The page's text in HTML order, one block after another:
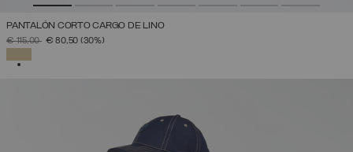
PANTALÓN CORTO CARGO DE LINO
PRECIO REBAJADO DE
€ 115,00A€ 80,50 (30%)